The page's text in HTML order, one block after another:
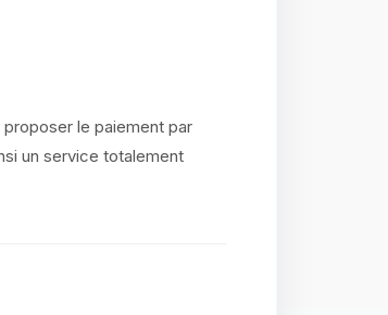
le paiement par
un service totalement